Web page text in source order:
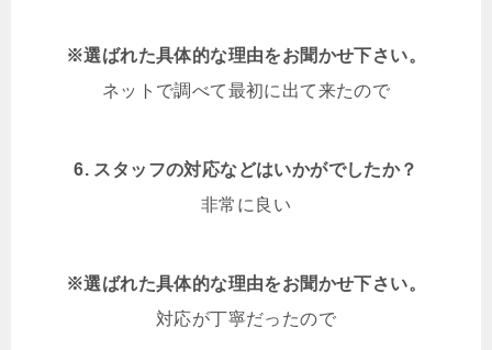
※選ばれた具体的な理由をお聞かせ下さい。
ネットで調べて最初に出て来たので
6. スタッフの対応などはいかがでしたか？
非常に良い
※選ばれた具体的な理由をお聞かせ下さい。
対応が丁寧だったので